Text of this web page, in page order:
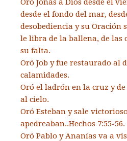
Oró Jonás a Dios desde el
desde el fondo del mar,
desobediencia y su Oración
le libra de la ballena, de las
su falta.
Oró Job y fue restaurado al
calamidades.
Oró el ladrón en la cruz y
al cielo.
Oró Esteban y sale
apedreaban..Hechos 7:55-56.
Oró Pablo y Ananías va a